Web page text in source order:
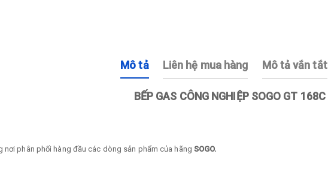
Mô tả Liên hệ mua hàng Mô tả vắn tắt
BẾP GAS CÔNG NGHIỆP SOGO GT 168C
phân phối hàng đầu các dòng sản phẩm của hãng SOGO.